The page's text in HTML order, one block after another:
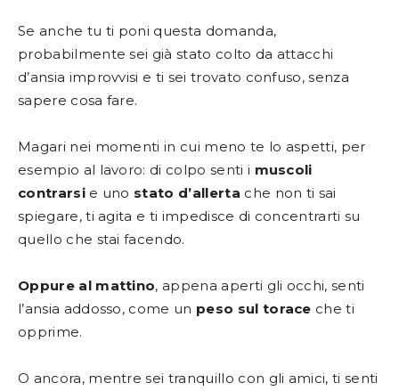
Se anche tu ti poni questa domanda,
probabilmente sei già stato colto da attacchi
d’ansia improvvisi e ti sei trovato confuso, senza
sapere cosa fare.
Magari nei momenti in cui meno te lo aspetti, per
esempio al lavoro: di colpo senti i muscoli
contrarsie uno stato d’allerta che non ti sai
spiegare, ti agita e ti impedisce di concentrarti su
quello che stai facendo.
Oppure al mattino, appena aperti gli occhi, senti
l’ansia addosso, come un peso sul torace che ti
opprime.
O ancora, mentre sei tranquillo con gli amici, ti senti